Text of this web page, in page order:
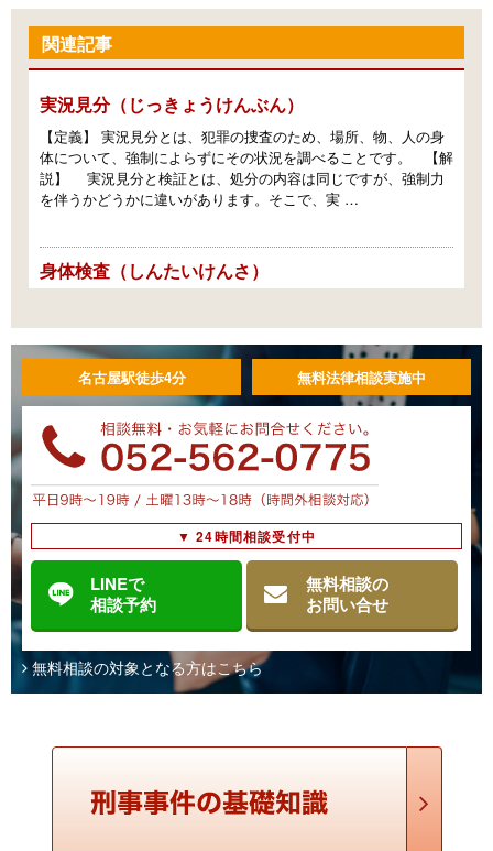
関連記事
実況見分（じっきょうけんぶん）
【定義】 実況見分とは、犯罪の捜査のため、場所、物、人の身
体について、強制によらずにその状況を調べることです。 【解
説】 実況見分と検証とは、処分の内容は同じですが、強制力
を伴うかどうかに違いがあります。そこで、実 …
身体検査（しんたいけんさ）
があります。 【解説】 （１）身体検査（身体の検証） たと
えば、殺人犯が被害者の抵抗を受けて負った傷 …
還付（かんぷ）
【定義】 還付とは、裁判所や捜査機関が押収した物を所有者等
に返すことです。 【解説】 差押え、提出命令、領置によっ
て取得した物は、押収物として留置・保管されます（刑事訴訟
法１２１条、２２２条）。押収物の所有者、所持 …
余罪（よざい）
【定義】 余罪とは、ある犯罪事実が捜査や起訴の対象となって
いる場合に、まだ捜査や起訴の対象となっていない別の犯罪事
実のことです。 【解説】 たとえば同じ犯人が同様の手口で
盗みを繰り返していたなどのケースで、逮捕・勾 …
【定義】 提出命令とは、裁判所による証拠収集方法の一つで、
所有者、所持者、または保管者に対し、対象物を指定して提出
名古屋駅徒歩4分 無料法律相談実施中
▼ 24時間相談受付中
LINEで
相談予約
無料相談の
お問い合せ
無料相談の対象となる方はこちら